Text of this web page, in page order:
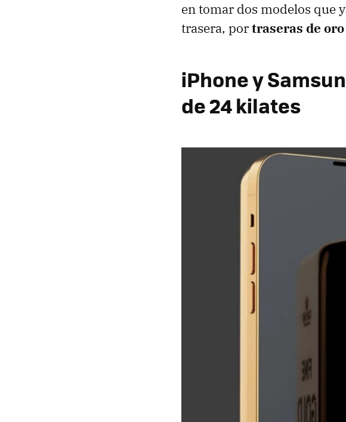
en tomar dos modelos que
trasera, portraseras de
iPhone y
de 24 kilates